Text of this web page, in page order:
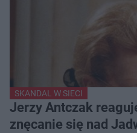
SKANDAL W SIECI
Jerzy Antczak
znęcanie się nad